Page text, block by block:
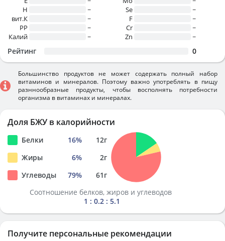
H
~
вит.К
~
PP
~
Калий
~
Se
~
F
~
Cr
~
Zn
~
Рейтинг 0
Большинство продуктов не может содержать полный набор
витаминов и минералов. Поэтому важно употреблять в пищу
разннообразные продукты, чтобы восполнять потребности
организма в витаминах и минералах.
Доля БЖУ в калорийности
Белки 16% 12г
Жиры
6% 2г
Углеводы
79% 61г
Соотношение белков, жиров и углеводов
1 : 0.2 : 5.1
Получите персональные рекомендации